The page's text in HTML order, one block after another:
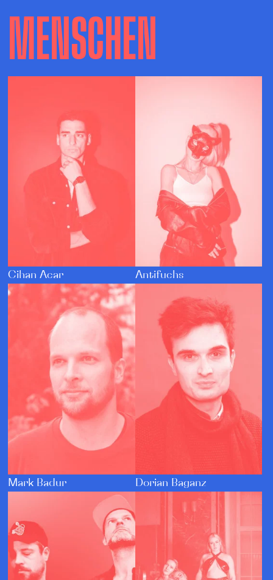
MENSCHEN
Cihan Acar Antifuchs
Mark Badur Dorian Baganz